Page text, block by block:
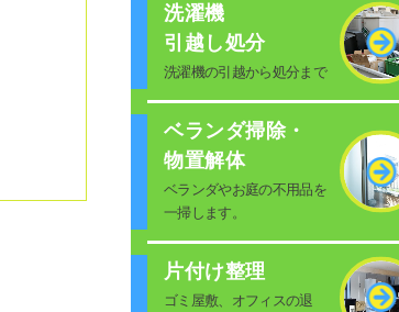
洗濯機
引越し処分
洗濯機の引越から処分まで
ベランダ掃除・
物置解体
ベランダやお庭の不用品を
一掃します。
片付け整理
ゴミ屋敷、オフィスの退